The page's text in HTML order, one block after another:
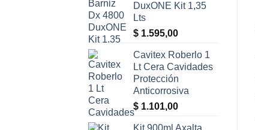
DuxONE Kit 1,35
Lts
$ 1.595,00
Cavitex Roberlo 1
Lt Cera Cavidades
Protección
Anticorrosiva
$ 1.101,00
Kit 900ml Axalta